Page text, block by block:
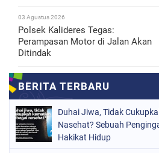
03 Agustus 2026
Polsek Kalideres Tegas:
Perampasan Motor di Jalan Akan
Ditindak
Duhai Jiwa, Tidak
Nasehat? Sebuah
Hakikat Hidup